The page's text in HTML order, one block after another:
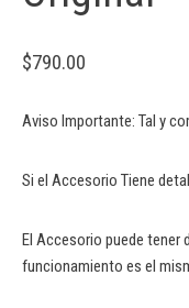
$790.00
Aviso Importante: Tal y
Si el Accesorio Tiene
El Accesorio puede tener
funcionamiento es el